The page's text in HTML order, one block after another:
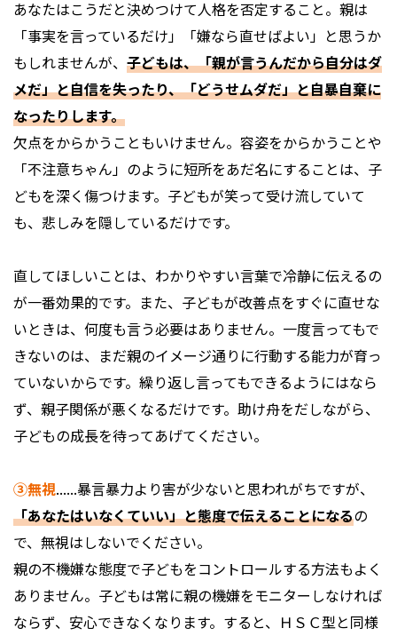
あなたはこうだと決めつけて人格を否定すること。親は
「事実を言っているだけ」「嫌なら直せばよい」と思うか
もしれませんが、 子どもは、「親が言うんだから自分はダ
メだ」と自信を失ったり、「どうせムダだ」と自暴自棄に
なったりします。
欠点をからかうこともいけません。容姿をからかうことや
「不注意ちゃん」のように短所をあだ名にすることは、子
どもを深く傷つけます。子どもが笑って受け流していて
も、悲しみを隠しているだけです。
直してほしいことは、わかりやすい言葉で冷静に伝えるの
が一番効果的です。また、子どもが改善点をすぐに直せな
いときは、何度も言う必要はありません。一度言ってもで
きないのは、まだ親のイメージ通りに行動する能力が育っ
ていないからです。繰り返し言ってもできるようにはなら
ず、親子関係が悪くなるだけです。助け舟をだしながら、
子どもの成長を待ってあげてください。
③無視......暴言暴力より害が少ないと思われがちですが、
「あなたはいなくていい」と態度で伝えることになるの
で、無視はしないでください。
親の不機嫌な態度で子どもをコントロールする方法もよく
ありません。子どもは常に親の機嫌をモニターしなければ
ならず、安心できなくなります。すると、ＨＳＣ型と同様